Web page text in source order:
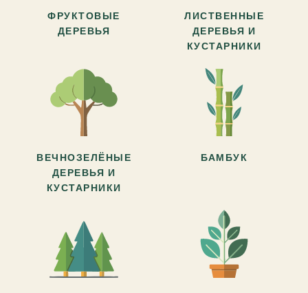
ФРУКТОВЫЕ
ДЕРЕВЬЯ
ЛИСТВЕННЫЕ
ДЕРЕВЬЯ И
КУСТАРНИКИ
ВЕЧНОЗЕЛЁНЫЕ
ДЕРЕВЬЯ И
КУСТАРНИКИ
БАМБУК